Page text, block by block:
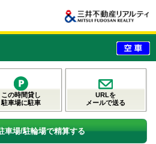
この時間貸し
駐車場に駐車
URLを
メールで送る
車場/駐輪場で精算する